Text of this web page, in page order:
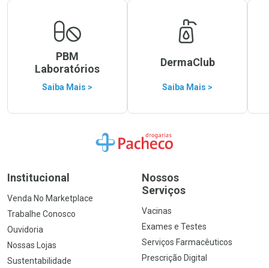
PBM
Laboratórios
Saiba Mais >
DermaClub
Saiba Mais >
Ir para a Home
Institucional
Venda No Marketplace
Trabalhe Conosco
Ouvidoria
Nossas Lojas
Sustentabilidade
Nossos
Serviços
Vacinas
Exames e Testes
Serviços Farmacêuticos
Prescrição Digital